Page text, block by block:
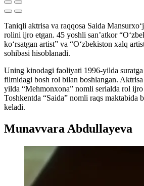
Taniqli aktrisa va raqqosa Saida
rolini ijro etgan. 45 yoshli san’atkor
ko‘rsatgan artist” va “O‘zbekiston xalq
sohibasi hisoblanadi.
Uning kinodagi faoliyati 1996-yilda
filmidagi bosh rol bilan boshlangan. Aktrisa
yilda “Mehmonxona” nomli serialda rol
Toshkentda “Saida” nomli raqs maktabida
keladi.
Munavvara Abdullayeva